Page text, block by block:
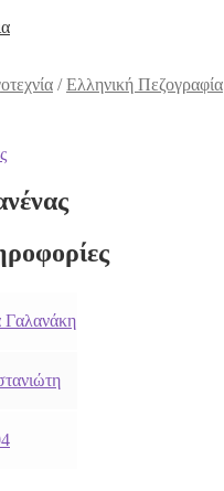
/Ελληνική Πεζογραφία
Γαλανάκη